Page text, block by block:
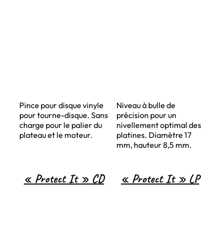
Pince pour disque vinyle
pour tourne-disque. Sans
charge pour le palier du
plateau et le moteur.
Niveau à bulle de
précision pour un
nivellement optimal des
platines. Diamètre 17
mm, hauteur 8,5 mm.
« Protect It » CD « Protect It » LP